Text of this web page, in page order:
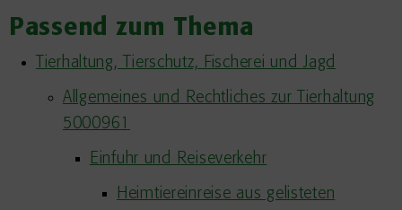
Passend zum Thema
Tierhaltung, Tierschutz, Fischerei und Jagd
Allgemeines und Rechtliches zur Tierhaltung
5000961
Einfuhr und Reiseverkehr
Heimtiereinreise aus gelisteten